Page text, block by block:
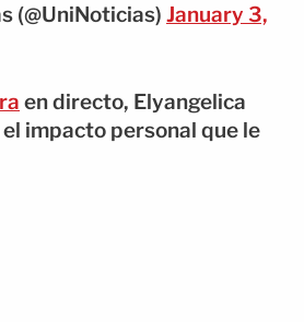
(@UniNoticias) January 3,
en directo, Elyangelica
impacto personal que le